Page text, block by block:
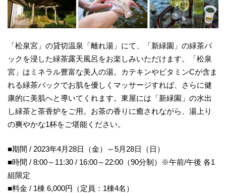
「松泉宮」の貸切温泉「離れ湯」にて、「新緑園」の緑茶パ
ックを浸した緑茶露天風呂をお楽しみいただけます。「松泉
宮」はミネラル豊富な美人の湯。カテキンやビタミンCが含ま
れる緑茶パックでお肌を優しくマッサージすれば、さらに健
康的に美肌へと導いてくれます。東屋には「新緑園」の水出
し緑茶と茶香炉をご用。お茶の香りに癒されながら、湯上り
の爽やかな1杯をご堪能ください。
■期間 / 2023年4月28日（金）～5月28日（日）
■時間 / 8:00～11:30 / 16:00～22:00（90分制）※午前/午後 各1
組限定
■料金 / 1棟 6,000円（定員：1棟4名）